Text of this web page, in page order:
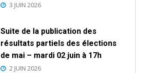
3 JUIN 2026
Suite de la publication des
résultats partiels des élections
de mai – mardi 02 juin à 17h
2 JUIN 2026